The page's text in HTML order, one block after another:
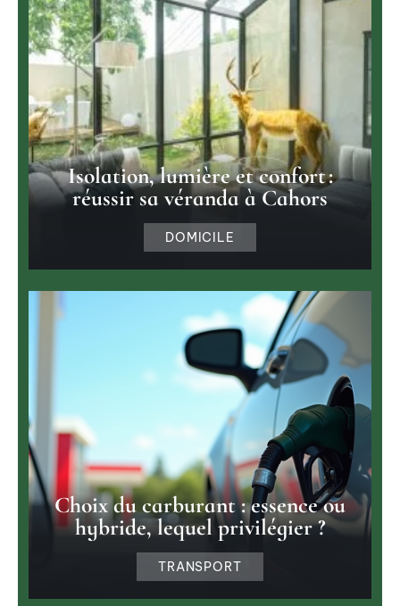
Isolation, lumière et confort :
réussir sa véranda à Cahors
DOMICILE
Choix du carburant : essence ou
hybride, lequel privilégier ?
TRANSPORT